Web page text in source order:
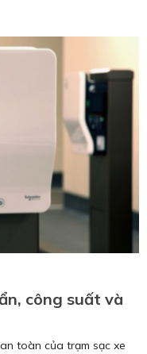
công suất và
toàn của trạm sạc xe